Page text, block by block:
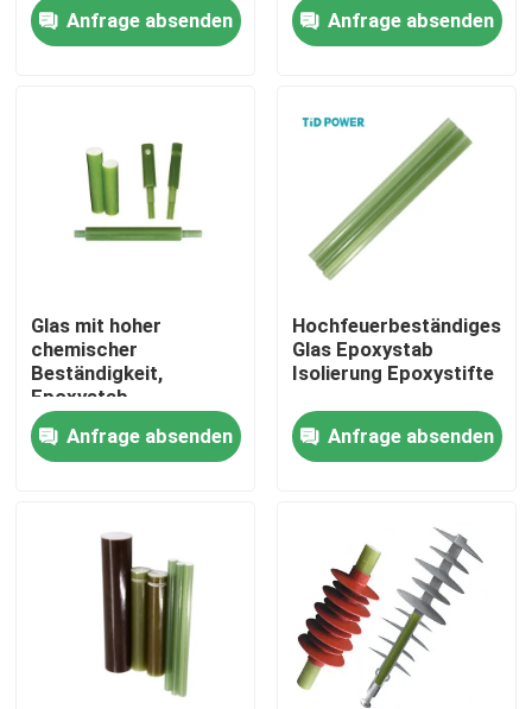
Zu Hause
Videos
Über uns
Werksbesichtigung
Qualitätskontrolle
Neuigkeiten
Bitte um ein Angebot
Eisenbahnisolator
Stäbe Überspannung
Arrester
Anfrage absenden
Anfrage absenden
Glas mit hoher
chemischer
Beständigkeit,
Epoxystab,
Verstärkungsstangen
aus Glasfasern
Anfrage absenden
Hochfeuerbeständiges
Glas Epoxystab
Isolierung Epoxystifte
Anfrage absenden